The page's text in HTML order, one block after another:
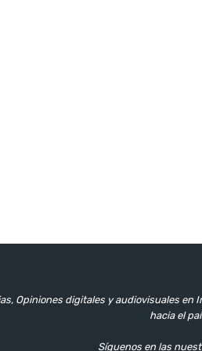
Opiniones digitales y audiovisuales en
hacia el
Síguenos en las